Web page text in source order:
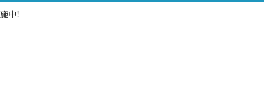
中！